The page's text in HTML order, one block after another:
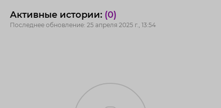
Активные истории: (0)
Последнее обновление: 25 апреля 2025 г., 13:54